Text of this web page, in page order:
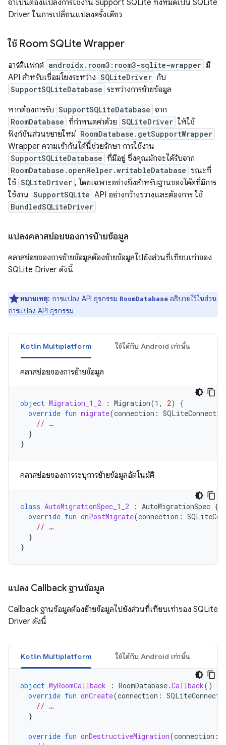
จำเป็นต้องแปลงการใช้งาน Support SQLite ทั้งหมดเป็น SQLite
Driver ในการเปลี่ยนแปลงครั้งเดียว
ใช้ Room SQLite Wrapper
อาร์ติแฟกต์ androidx.room3:room3-sqlite-wrapper มี
API สำหรับเชื่อมโยงระหว่าง SQLiteDriver กับ
SupportSQLiteDatabase ระหว่างการย้ายข้อมูล
หากต้องการรับ SupportSQLiteDatabase จาก
RoomDatabase ที่กำหนดค่าด้วย SQLiteDriver ให้ใช้
ฟังก์ชันส่วนขยายใหม่ RoomDatabase.getSupportWrapper
Wrapper ความเข้ากันได้นี้ช่วยรักษา การใช้งาน
SupportSQLiteDatabase ที่มีอยู่ ซึ่งคุณมักจะได้รับจาก
RoomDatabase.openHelper.writableDatabase ขณะที่
ใช้ SQLiteDriver , โดยเฉพาะอย่างยิ่งสำหรับฐานของโค้ดที่มีการ
ใช้งาน SupportSQLite API อย่างกว้างขวางและต้องการ ใช้
BundledSQLiteDriver
แปลงคลาสย่อยของการย้ายข้อมูล
คลาสย่อยของการย้ายข้อมูลต้องย้ายข้อมูลไปยังส่วนที่เทียบเท่าของ
SQLite Driver ดังนี้
หมายเหตุ: การแปลง API ธุรกรรม RoomDatabase อธิบายไว้ในส่วน
การแปลง API ธุรกรรม
Kotlin Multiplatform ใช้ได้กับ Android เท่านั้น
คลาสย่อยของการย้ายข้อมูล
object Migration_1_2 : Migration(1 , 2)
{
override fun migrate(connection :
// …
}
}
คลาสย่อยของการระบุการย้ายข้อมูลอัตโนมัติ
class AutoMigrationSpec_1_2 : AutoMigrationSpec {
override fun onPostMigrate(connection :
// …
}
}
แปลง Callback ฐานข้อมูล
Callback ฐานข้อมูลต้องย้ายข้อมูลไปยังส่วนที่เทียบเท่าของ SQLite
Driver ดังนี้
Kotlin Multiplatform ใช้ได้กับ Android เท่านั้น
object MyRoomCallback : RoomDatabase.Callback()
override fun onCreate(connection :
// …
}
override fun onDestructiveMigration(connection :